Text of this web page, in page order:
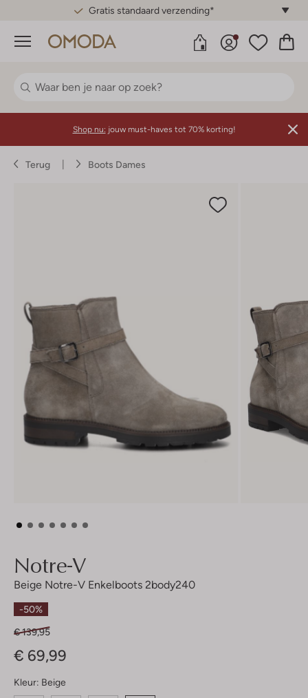
Gratis standaard verzending*
Menu
Shop nu: jouw must-haves tot 70% korting!
Terug Boots Dames
Notre-V
Beige Notre-V Enkelboots 2body240
-50%
€ 139,95
€ 69,99
Kleur: Beige